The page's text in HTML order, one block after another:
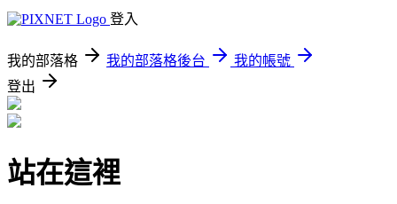
登入
我的部落格 我的部落格後台
我的帳號
登出
站在這裡